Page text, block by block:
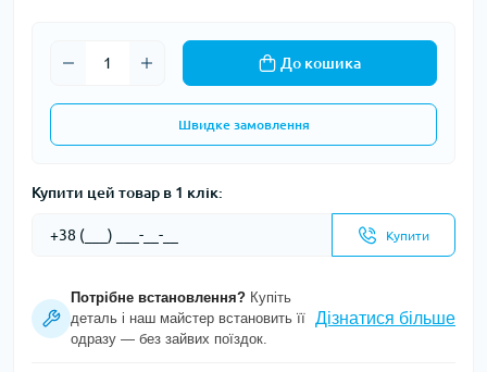
До кошика
Швидке замовлення
Купити цей товар в 1 клік:
Купити
Потрібне встановлення? Купіть
деталь і наш майстер встановить її
одразу — без зайвих поїздок.
Дізнатися більше